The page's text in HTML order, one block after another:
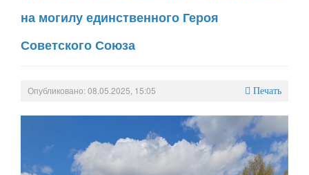
на могилу единственного Героя
Советского Союза
Опубликовано: 08.05.2025, 15:05 Печать